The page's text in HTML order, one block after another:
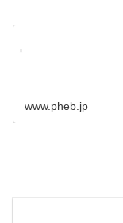
www.pheb.jp